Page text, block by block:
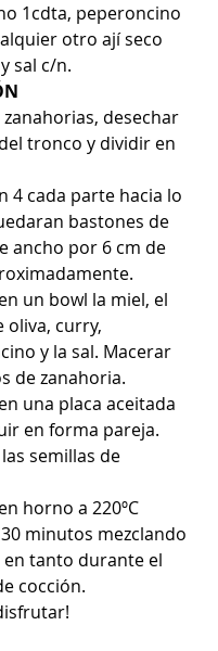
1cdta, peperoncino
otro ají seco
sal c/n.
zanahorias, desechar
tronco y dividir en
4 cada parte hacia lo
bastones de
ancho por 6 cm de
un bowl la miel, el
oliva, curry,
y la sal. Macerar
de zanahoria.
una placa aceitada
en forma pareja.
semillas de
horno a 220ºC
minutos mezclando
tanto durante el
cocción.